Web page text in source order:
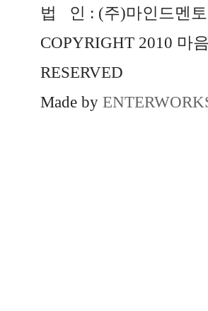
법 인 : (주)마인드멘토
COPYRIGHT 2010 마
RESERVED
Made by